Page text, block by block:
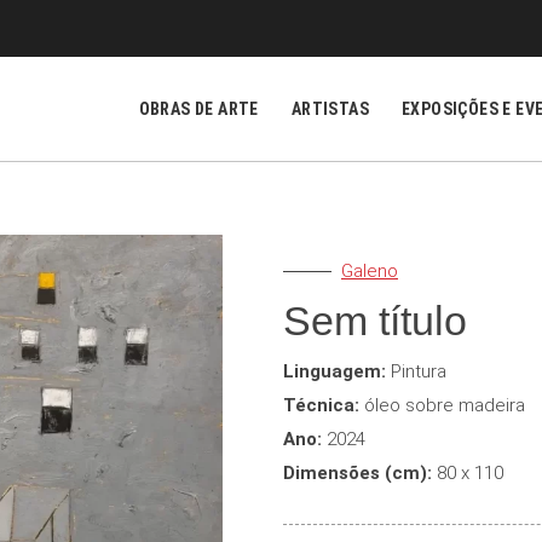
OBRAS DE ARTE ARTISTAS EXPOSIÇÕES E
Galeno
Sem título
Linguagem: Pintura
Técnica: óleo sobre madeira
Ano: 2024
Dimensões (cm): 80 x 110